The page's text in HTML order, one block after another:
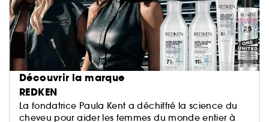
Découvrir la marque
REDKEN
La fondatrice Paula Kent a déchiffré la science du
cheveu pour aider les femmes du monde entier à